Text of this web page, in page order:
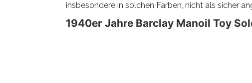
insbesondere in solchen Farben, nicht als sicher
1940er Jahre Barclay Manoil Toy